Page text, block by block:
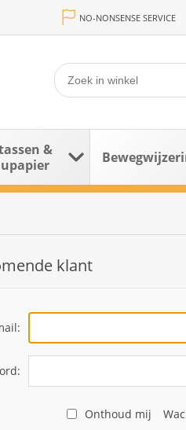
NO-NONSENSE SERVICE
&
klant
Onthoud mij